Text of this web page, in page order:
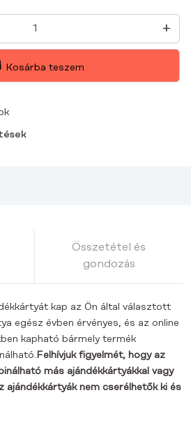
+
Kosárba teszem
Összetétel és
gondozás
kap az Ön által választott
egész évben érvényes, és az online
kapható bármely termék
Felhívjuk figyelmét, hogy az
más ajándékkártyákkal vagy
ajándékkártyák nem cserélhetők ki és